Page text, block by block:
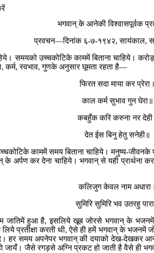
भगवान् के आनेकी विश्वासपूर्वक
प्रवचन—दिनांक ६-७-१९४२, सायंकाल,
समयको उच्चकोटिके काममें बिताना चाहिये।
कर्म, स्वभाव, गुणके अनुसार घूमता रहता है—
फिरत सदा माया कर प्रेरा।
काल कर्म सुभाव गुन घेरा॥
कबहुँक करि करुना नर
देत ईस बिनु हेतु सनेही॥
काममें समय बिताना चाहिये। मनुष्य-
कर देना चाहिये। भगवान् से यही प्रार्थना
कलिजुग केवल नाम अधारा।
सुमिरि सुमिरि भव उतरहु
हुआ है, इसलिये खूब जोरसे भगवान् के भजनमें
प्रतीक्षा करती थी, ऐसे ही हमें भगवान् के
हर समय अपनेपर भगवान् की दयाको देख-देखकर
जायँ। जैसे रगड़से अग्नि प्रकट हो जाती है वैसे ही